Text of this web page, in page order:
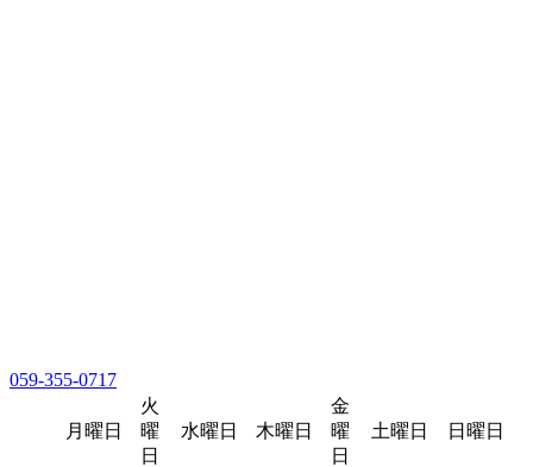
059-355-0717
月曜日
火
曜
日
水曜日 木曜日
金
曜
日
土曜日 日曜日